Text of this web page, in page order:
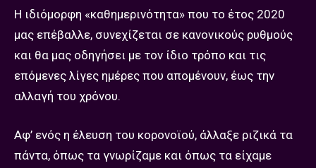
Η ιδιόμορφη «καθημερινότητα» που το έτος 2020
μας επέβαλλε, συνεχίζεται σε κανονικούς ρυθμούς
και θα μας οδηγήσει με τον ίδιο τρόπο και τις
επόμενες λίγες ημέρες που απομένουν, έως την
αλλαγή του χρόνου.
Αφ’ ενός η έλευση του κορονοϊού, άλλαξε ριζικά τα
πάντα, όπως τα γνωρίζαμε και όπως τα είχαμε